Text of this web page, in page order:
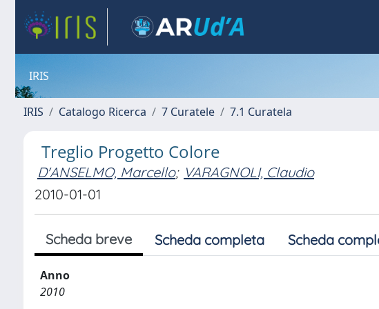
IRIS
IRIS Catalogo Ricerca 7 Curatele 7.1 Curatela
Treglio Progetto Colore
D'ANSELMO, Marcello; VARAGNOLI, Claudio
2010-01-01
Scheda breve Scheda completa Scheda
Anno
2010